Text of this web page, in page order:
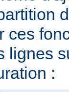
ces
lignes
: